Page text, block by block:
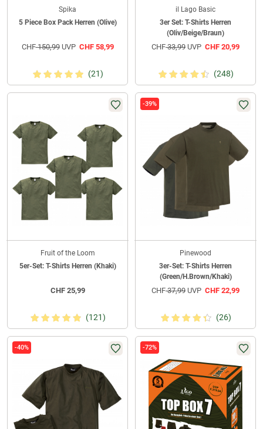
Spika
5 Piece Box Pack Herren (Olive)
CHF150,99UVP CHF58,99
(21)
il Lago Basic
3er Set: T-Shirts Herren
(Oliv/Beige/Braun)
CHF33,99 UVP CHF 20,99
(248)
Fruit of the Loom
5er-Set: T-Shirts Herren (Khaki)
CHF25,99
(121)
-39%
Pinewood
3er-Set: T-Shirts Herren
(Green/H.Brown/Khaki)
CHF37,99 UVP CHF 22,99
(26)
-40% -72%